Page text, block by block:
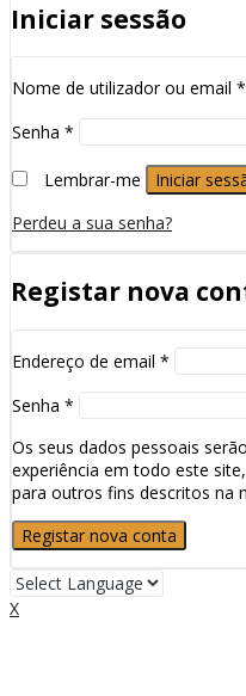
Iniciar sessão
Nome de utilizador ou email *
Senha *
Lembrar-me
Iniciar
Perdeu a sua senha?
Registar nova
Endereço de email *
Senha *
Os seus dados pessoais
experiência em todo este
para outros fins descritos na
Registar nova conta
X